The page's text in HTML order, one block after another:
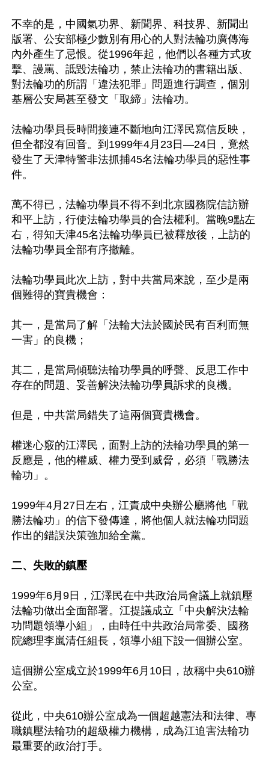
不幸的是，中國氣功界、新聞界、科技界、新聞出
版署、公安部極少數別有用心的人對法輪功廣傳海
內外產生了忌恨。從1996年起，他們以各種方式攻
擊、謾罵、詆毀法輪功，禁止法輪功的書籍出版、
對法輪功的所謂「違法犯罪」問題進行調查，個別
基層公安局甚至發文「取締」法輪功。
法輪功學員長時間接連不斷地向江澤民寫信反映，
但全都沒有回音。到1999年4月23日—24日，竟然
發生了天津特警非法抓捕45名法輪功學員的惡性事
件。
萬不得已，法輪功學員不得不到北京國務院信訪辦
和平上訪，行使法輪功學員的合法權利。當晚9點左
右，得知天津45名法輪功學員已被釋放後，上訪的
法輪功學員全部有序撤離。
法輪功學員此次上訪，對中共當局來說，至少是兩
個難得的寶貴機會：
其一，是當局了解「法輪大法於國於民有百利而無
一害」的良機；
其二，是當局傾聽法輪功學員的呼聲、反思工作中
存在的問題、妥善解決法輪功學員訴求的良機。
但是，中共當局錯失了這兩個寶貴機會。
權迷心竅的江澤民，面對上訪的法輪功學員的第一
反應是，他的權威、權力受到威脅，必須「戰勝法
輪功」。
1999年4月27日左右，江責成中央辦公廳將他「戰
勝法輪功」的信下發傳達，將他個人就法輪功問題
作出的錯誤決策強加給全黨。
二、失敗的鎮壓
1999年6月9日，江澤民在中共政治局會議上就鎮壓
法輪功做出全面部署。江提議成立「中央解決法輪
功問題領導小組」，由時任中共政治局常委、國務
院總理李嵐清任組長，領導小組下設一個辦公室。
這個辦公室成立於1999年6月10日，故稱中央610辦
公室。
從此，中央610辦公室成為一個超越憲法和法律、專
職鎮壓法輪功的超級權力機構，成為江迫害法輪功
最重要的政治打手。